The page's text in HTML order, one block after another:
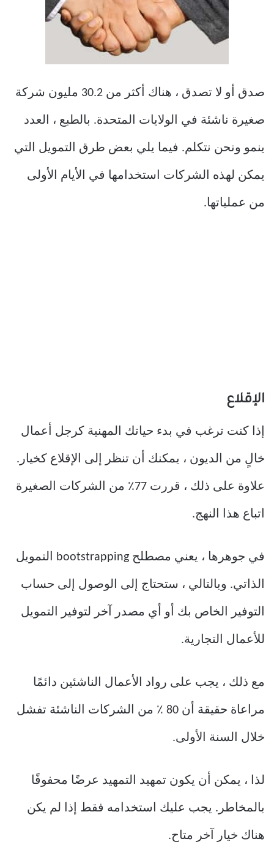
صدق أو لا تصدق ، هناك أكثر من 30.2 مليون شركة
صغيرة ناشئة في الولايات المتحدة. بالطبع ، العدد
ينمو ونحن نتكلم. فيما يلي بعض طرق التمويل التي
يمكن لهذه الشركات استخدامها في الأيام الأولى
من عملياتها.
الإقلاع
إذا كنت ترغب في بدء حياتك المهنية كرجل أعمال
خالٍ من الديون ، يمكنك أن تنظر إلى الإقلاع كخيار.
علاوة على ذلك ، قررت 77٪ من الشركات الصغيرة
اتباع هذا النهج.
في جوهرها ، يعني مصطلح bootstrapping التمويل
الذاتي. وبالتالي ، ستحتاج إلى الوصول إلى حساب
التوفير الخاص بك أو أي مصدر آخر لتوفير التمويل
للأعمال التجارية.
مع ذلك ، يجب على رواد الأعمال الناشئين دائمًا
مراعاة حقيقة أن 80 ٪ من الشركات الناشئة تفشل
خلال السنة الأولى.
لذا ، يمكن أن يكون تمهيد التمهيد عرضًا محفوفًا
بالمخاطر. يجب عليك استخدامه فقط إذا لم يكن
هناك خيار آخر متاح.